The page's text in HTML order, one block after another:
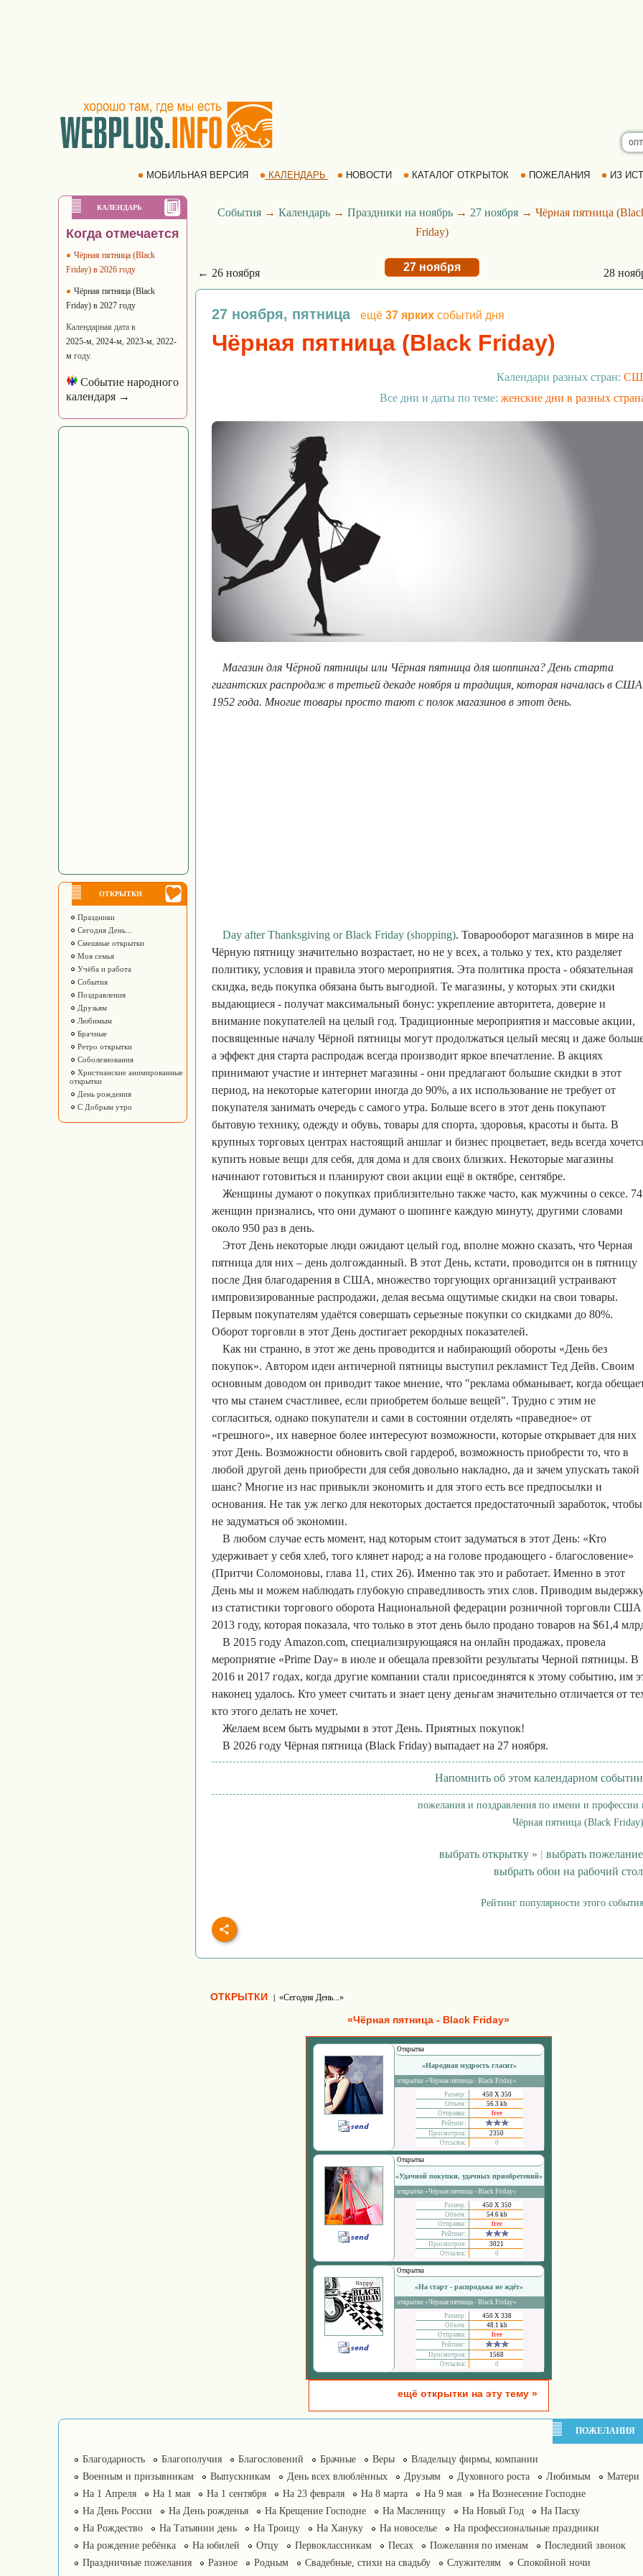
МОБИЛЬНАЯ ВЕРСИЯ КАЛЕНДАРЬ НОВОСТИ КАТАЛОГ ОТКРЫТОК ПОЖЕЛАНИЯ ИЗ
КАЛЕНДАРЬ
Когда отмечается
Чёрная пятница (Black
Friday) в 2026 году
Чёрная пятница (Black
Friday) в 2027 году
Календарная дата в
2025-м, 2024-м, 2023-м, 2022-
м году.
Событие народного
календаря →
ОТКРЫТКИ
Праздники
Сегодня День...
Смешные открытки
Моя семья
Учёба и работа
События
Поздравления
Друзьям
Любимым
Брачные
Ретро открытки
Соболезнования
Христианские анимированные
открытки
День рождения
С Добрым утро
События → Календарь → Праздники на ноябрь → 27 ноября → Чёрная пятница
Friday)
← 26 ноября 27 ноября 28
27 ноября, пятница ещё 37 ярких событий дня
Чёрная пятница (Black Friday)
Календари разных стран:
Все дни и даты по теме: женские дни в разных
Магазин для Чёрной пятницы или Чёрная пятница для шоппинга? День старта
гигантских распродаж в третьей декаде ноября и традиция, которая началась в
1952 года. Многие товары просто тают с полок магазинов в этот день.
Day after Thanksgiving or Black Friday (shopping). Товарооборот магазинов в мире на
Чёрную пятницу значительно возрастает, но не у всех, а только у тех, кто разделяет
политику, условия и правила этого мероприятия. Эта политика проста - обязательная
скидка, ведь покупка обязана быть выгодной. Те магазины, у которых эти скидки
выдающиеся - получат максимальный бонус: укрепление авторитета, доверие и
внимание покупателей на целый год. Традиционные мероприятия и массовые акции,
посвященные началу Чёрной пятницы могут продолжаться целый месяц и даже
а эффект дня старта распродаж всегда производит яркое впечатление. В акциях
принимают участие и интернет магазины - они предлагают большие скидки в этот
период, на некоторые категории иногда до 90%, а их использование не требует от
покупателя занимать очередь с самого утра. Больше всего в этот день покупают
бытовую технику, одежду и обувь, товары для спорта, здоровья, красоты и быта. В
крупных торговых центрах настоящий аншлаг и бизнес процветает, ведь всегда
купить новые вещи для себя, для дома и для своих близких. Некоторые магазины
начинают готовиться и планируют свои акции ещё в октябре, сентябре.
Женщины думают о покупках приблизительно также часто, как мужчины о сексе.
женщин признались, что они думают о шопинге каждую минуту, другими словами
около 950 раз в день.
Этот День некоторые люди ожидают целый год, вполне можно сказать, что Черная
пятница для них – день долгожданный. В этот День, кстати, проводится он в пятницу
после Дня благодарения в США, множество торгующих организаций устраивают
импровизированные распродажи, делая весьма ощутимые скидки на свои товары.
Первым покупателям удаётся совершать серьезные покупки со скидками до 80%.
Оборот торговли в этот День достигает рекордных показателей.
Как ни странно, в этот же день проводится и набирающий обороты «День без
покупок». Автором идеи античерной пятницы выступил рекламист Тед Дейв. Своим
основным доводом он приводит такое мнение, что "реклама обманывает, когда
что мы станем счастливее, если приобретем больше вещей". Трудно с этим не
согласиться, однако покупатели и сами в состоянии отделять «праведное» от
«грешного», их наверное более интересуют возможности, которые открывает для них
этот День. Возможности обновить свой гардероб, возможность приобрести то, что в
любой другой день приобрести для себя довольно накладно, да и зачем упускать такой
шанс? Многие из нас привыкли экономить и для этого есть все предпосылки и
основания. Не так уж легко для некоторых достается предостаточный заработок, чтобы
не задуматься об экономии.
В любом случае есть момент, над которым стоит задуматься в этот День: «Кто
удерживает у себя хлеб, того клянет народ; а на голове продающего - благословение»
(Притчи Соломоновы, глава 11, стих 26). Именно так это и работает. Именно в этот
День мы и можем наблюдать глубокую справедливость этих слов. Приводим
из статистики торгового оборота Национальной федерации розничной торговли США
2013 году, которая показала, что только в этот день было продано товаров на $61,4
В 2015 году Amazon.com, специализирующаяся на онлайн продажах, провела
мероприятие «Prime Day» в июле и обещала превзойти результаты Черной пятницы. В
2016 и 2017 годах, когда другие компании стали присоединятся к этому событию, им
наконец удалось. Кто умеет считать и знает цену деньгам значительно отличается от
кто этого делать не хочет.
Желаем всем быть мудрыми в этот День. Приятных покупок!
В 2026 году Чёрная пятница (Black Friday) выпадает на 27 ноября.
Напомнить об этом календарном
пожелания и поздравления по имени и профессии
Чёрная пятница (Black
выбрать открытку » | выбрать
выбрать обои на рабочий
Рейтинг популярности этого
ОТКРЫТКИ | «Сегодня День...»
«Чёрная пятница - Black Friday»
Открытка
«Народная мудрость гласит»
открытки «Чёрная пятница - Black Friday»
Размер:
450 Х 350
Объем:
56.3 kb
Отправка:
free
Рейтинг:
Просмотров:
2350
Отсылок:
0
Открытка
«Удачной покупки, удачных приобретений»
открытки «Чёрная пятница - Black Friday»
Размер:
450 Х 350
Объем:
54.6 kb
Отправка:
free
Рейтинг:
Просмотров:
3021
Отсылок:
0
Открытка
«На старт - распродажа не ждёт»
открытки «Чёрная пятница - Black Friday»
Размер:
450 Х 338
Объем:
48.1 kb
Отправка:
free
Рейтинг:
Просмотров:
1568
Отсылок:
0
ещё открытки на эту тему »
ПОЖЕЛАНИЯ
Благодарность Благополучия Благословений Брачные Веры
Владельцу фирмы, компании
Военным и призывникам
Выпускникам День всех влюблённых Друзьям Духовного роста Любимым
Матери
На 1 Апреля
На 1 мая На 1 сентября На 23 февраля На 8 марта На 9 мая
На Вознесение Господне
На День России
На День рожденья На Крещение Господне На Масленицу На Новый Год
На Пасху
На Рождество
На Татьянин день На Троицу На Хануку На новоселье
На профессиональные праздники
На рождение ребёнка
На юбилей Отцу Первоклассникам Песах Пожелания по именам
Последний звонок
Праздничные пожелания
Разное Родным Свадебные, стихи на свадьбу Служителям
Спокойной ночи